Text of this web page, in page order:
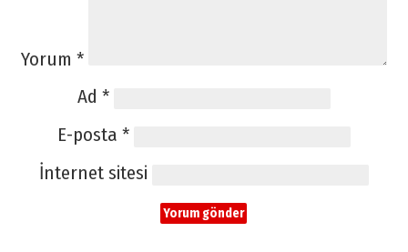
Yorum *
Ad *
E-posta *
İnternet sitesi